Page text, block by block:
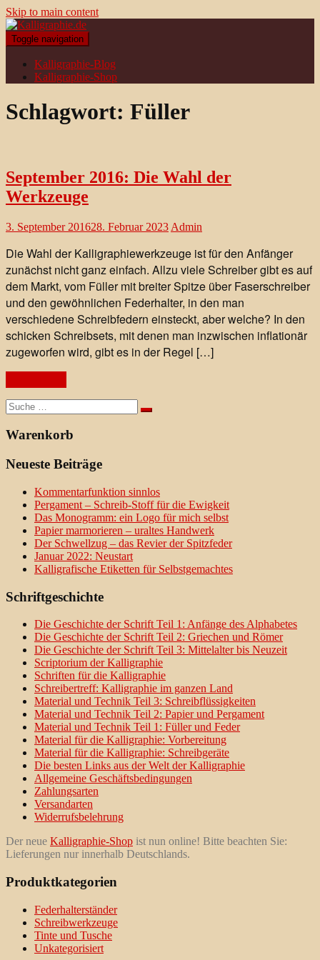
Skip to main content
Toggle navigation
Kalligraphie-Blog
Kalligraphie-Shop
Schlagwort: Füller
September 2016: Die Wahl der
Werkzeuge
3. September 201628. Februar 2023 Admin
Die Wahl der Kalligraphiewerkzeuge ist für den Anfänger
zunächst nicht ganz einfach. Allzu viele Schreiber gibt es auf
dem Markt, vom Füller mit breiter Spitze über Faserschreiber
und den gewöhnlichen Federhalter, in den man
verschiedene Schreibfedern einsteckt, aber welche? In den
schicken Schreibsets, mit denen man inzwischen inflationär
zugeworfen wird, gibt es in der Regel […]
Suche
nach:
Warenkorb
Neueste Beiträge
Kommentarfunktion sinnlos
Pergament – Schreib-Stoff für die Ewigkeit
Das Monogramm: ein Logo für mich selbst
Papier marmorieren – uraltes Handwerk
Der Schwellzug – das Revier der Spitzfeder
Januar 2022: Neustart
Kalligrafische Etiketten für Selbstgemachtes
Schriftgeschichte
Die Geschichte der Schrift Teil 1: Anfänge des Alphabetes
Die Geschichte der Schrift Teil 2: Griechen und Römer
Die Geschichte der Schrift Teil 3: Mittelalter bis Neuzeit
Scriptorium der Kalligraphie
Schriften für die Kalligraphie
Schreibertreff: Kalligraphie im ganzen Land
Material und Technik Teil 3: Schreibflüssigkeiten
Material und Technik Teil 2: Papier und Pergament
Material und Technik Teil 1: Füller und Feder
Material für die Kalligraphie: Vorbereitung
Material für die Kalligraphie: Schreibgeräte
Die besten Links aus der Welt der Kalligraphie
Allgemeine Geschäftsbedingungen
Zahlungsarten
Versandarten
Widerrufsbelehrung
Der neue Kalligraphie-Shop ist nun online! Bitte beachten Sie:
Lieferungen nur innerhalb Deutschlands.
Produktkategorien
Federhalterständer
Schreibwerkzeuge
Tinte und Tusche
Unkategorisiert